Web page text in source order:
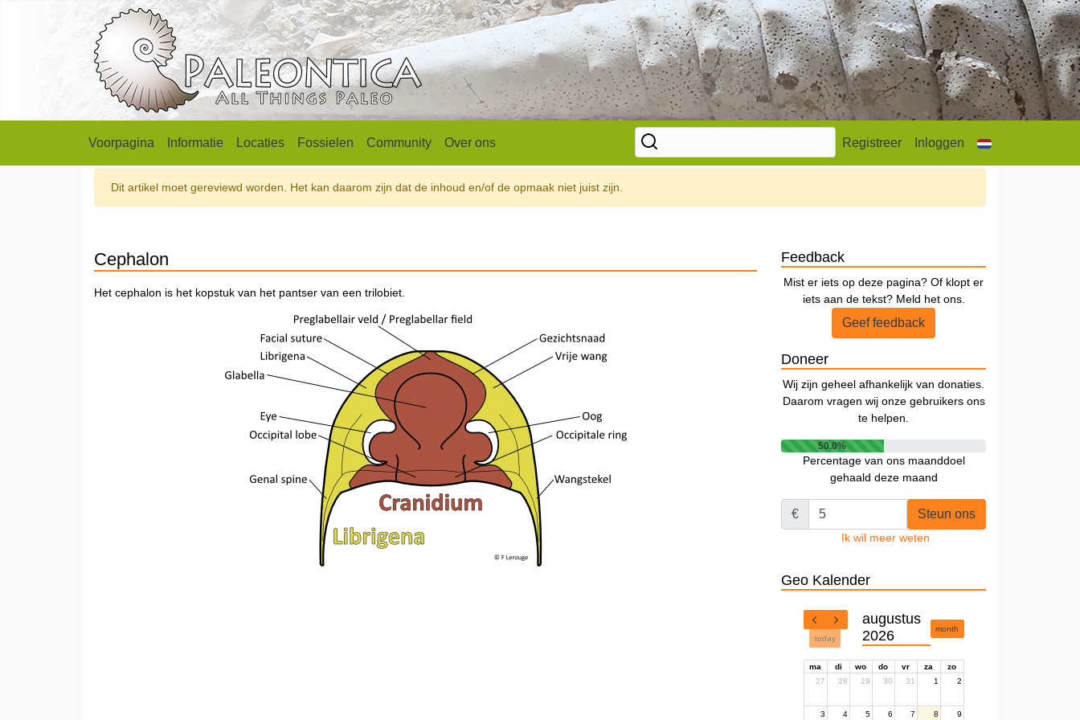
Voorpagina Informatie Locaties Fossielen Community Over ons Registreer Inloggen
Dit artikel moet gereviewd worden. Het kan daarom zijn dat de inhoud en/of de opmaak niet juist zijn.
Cephalon
Het cephalon is het kopstuk van het pantser van een trilobiet.
Feedback
Mist er iets op deze pagina? Of klopt er
iets aan de tekst? Meld het ons.
Geef feedback
Doneer
Wij zijn geheel afhankelijk van donaties.
Daarom vragen wij onze gebruikers ons
te helpen.
50.0%
Percentage van ons maanddoel
gehaald deze maand
€ Steun ons
Ik wil meer weten
Geo Kalender
today
augustus
2026
month
ma di wo do vr za
zo
27
28 29 30 31 1 2
3 4 5 6 7 8 9